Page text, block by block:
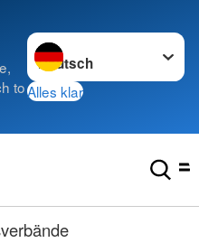
to
Sprache wechseln zu
Alles klar